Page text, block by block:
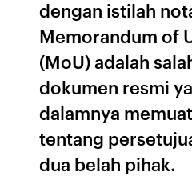
dengan istilah
Memorandum of
(MoU) adalah
dokumen resmi
dalamnya
tentang
dua belah pihak.